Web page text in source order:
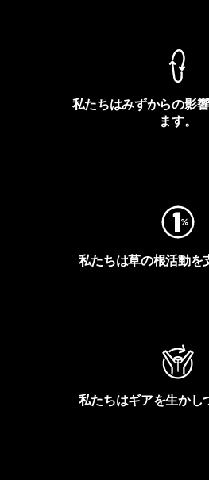
私たちはみずからの影
ます。
私たちは草の根活動を
私たちはギアを生かし